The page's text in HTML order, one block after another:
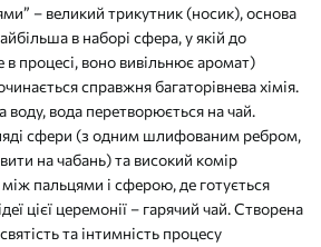
– великий трикутник (носик), основа
в наборі сфера, у якій до
в процесі, воно вивільнює аромат)
справжня багаторівнева хімія.
воду, вода перетворюється на чай.
сфери (з одним шлифованим ребром,
на чабань) та високий комір
пальцями і сферою, де готується
цієї церемонії – гарячий чай. Створена
та інтимність процесу